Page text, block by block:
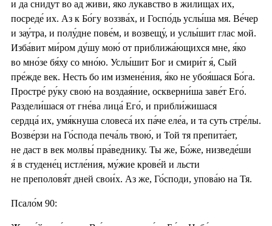
и да сни́дут во ад жи́ви, я́ко лука́вство в жили́щах их,
посреде́ их. Аз к Бо́гу воззва́х, и Госпо́дь услы́ша мя. Ве́чер
и зау́тра, и полу́дне пове́м, и возвещу́, и услы́шит глас мой.
Изба́вит ми́ром ду́шу мою́ от приближа́ющихся мне, я́ко
во мно́зе бя́ху со мно́ю. Услы́шит Бог и смири́т я́, Сый
пре́жде век. Несть бо им измене́ния, я́ко не убоя́шася Бо́га.
Простре́ ру́ку свою́ на воздая́ние, оскверни́ша заве́т Его́.
Раздели́шася от гне́ва лица́ Его́, и прибли́жишася
сердца́ их, умя́кнуша словеса́ их па́че еле́а, и та суть стре́лы.
Возве́рзи на Го́спода печа́ль твою́, и Той тя препита́ет,
не даст в век молвы́ пра́веднику. Ты же, Бо́же, низведе́ши
я́ в студене́ц истле́ния, му́жие крове́й и льсти
не преполовя́т дней свои́х. Аз же, Го́споди, упова́ю на Тя.
Псало́м 90: